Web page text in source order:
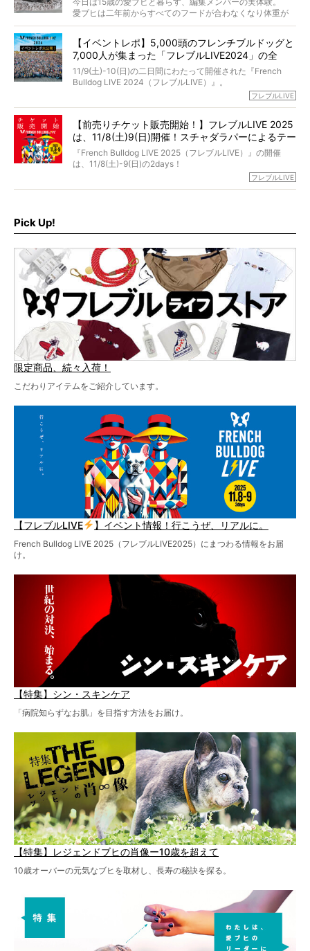
お笑い芸人だからこそ暗くなりすぎない、むしろ心がスッ
と軽くなる。
永久保存版のスペシャル対談です！
選んだのか。
また、愛犬の旅立ちとどのように向き合うべきなのか。
た。
愛ブヒは二年前からすべてのフードが合わなくなり体重が
激減。検査をしても異常はなく「年齢のせいですね…」と言
もう諦めるしかないのかな…そんなとき、我が家に届いたの
が「THE fu-do(ザ・フード)」の試食品でした。
そして「THE fu-do(ザ・フード)」を食べつづけて二年、愛
ブヒは15歳になり、今も元気にお散歩をしています。
今回は、二年前の絶望から今までを包み隠さず、時系列で
【イベントレポ】5,000頭のフレンチブルドッグと
7,000人が集まった「フレブルLIVE2024」の全
貌！
11/9(土)-10(日)の二日間にわたって開催された『French
Bulldog LIVE 2024（フレブルLIVE）』。
今年はのべ5,000頭のフレンチブルドッグと7,000人のフレ
day1の司会はフレブルラバーのロッチさん。day2の音楽フ
ェスには世代ど真ん中のPUFFYが出演するなど、例年以上
に豪華なラインナップ。
北は北海道、南は鹿児島県から。全国のフレンチブルドッ
グが一堂に会した「フレブルLIVE2024」の模様を、詳しく
フレブルLIVE
【前売りチケット販売開始！】フレブルLIVE 2025
は、11/8(土)9(日)開催！スチャダラパーによるテー
マソング制作も決定
『French Bulldog LIVE 2025（フレブルLIVE）』の開催
は、11/8(土)-9(日)の2days！
お得な前売りチケット、いよいよ販売スタートです！
ど、内容盛りだくさんでお送りしていますので、最後まで
お見逃しなく！
フレブルLIVE
Pick Up!
限定商品、続々入荷！
こだわりアイテムをご紹介しています。
【フレブルLIVE 】イベント情報！行こうぜ、リアルに。
French Bulldog LIVE 2025（フレブルLIVE2025）にまつわる情報をお届
け。
【特集】シン・スキンケア
「病院知らずなお肌」を目指す方法をお届け。
【特集】レジェンドブヒの肖像ー10歳を超えて
10歳オーバーの元気なブヒを取材し、長寿の秘訣を探る。